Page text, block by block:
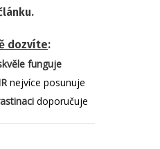
dozvíte:
funguje
nejvíce posunuje
doporučuje